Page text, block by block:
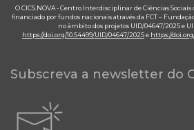
O CICS.NOVA - Centro Interdisciplinar de Ciências Sociais
financiado por fundos nacionais através da FCT – Fundação
no âmbito dos projetos UID/04647/2025 e
https://doi.org/10.54499/UID/04647/2025e https://
Subscreva a newsletter do